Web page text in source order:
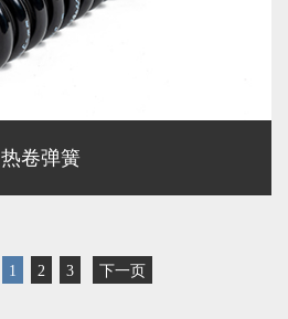
热卷弹簧
1 2 3 下一页